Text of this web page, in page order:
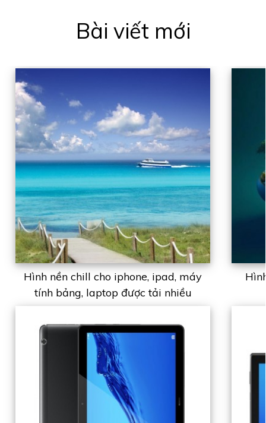
Bài viết mới
Hình nền chill cho iphone, ipad, máy
tính bảng, laptop được tải nhiều
2023 - 2024